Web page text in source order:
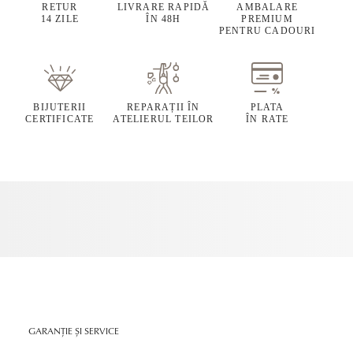
RETUR
14 ZILE
LIVRARE RAPIDĂ
ÎN 48H
AMBALARE
PREMIUM
PENTRU CADOURI
BIJUTERII
CERTIFICATE
REPARAȚII ÎN
ATELIERUL TEILOR
PLATA
ÎN RATE
GARANȚIE ȘI SERVICE